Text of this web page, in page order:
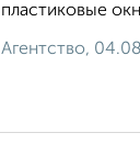
пластиковые
Агентство,